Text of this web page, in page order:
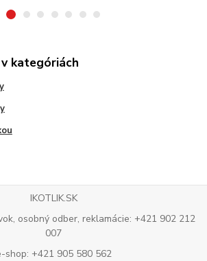
kategóriách
IKOTLIK.SK
osobný odber, reklamácie: +421 902 212
007
shop: +421 905 580 562